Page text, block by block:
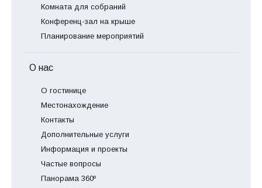
Комната для собраний
Конференц-зал на крыше
Планирование мероприятий
О нас
О гостинице
Местонахождение
Контакты
Дополнительные услуги
Информация и проекты
Частые вопросы
Панорама 360º